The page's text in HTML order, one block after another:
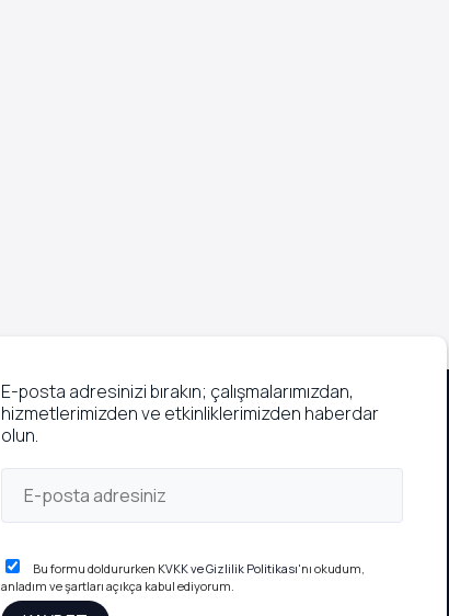
E-posta adresinizi bırakın; çalışmalarımızdan,
hizmetlerimizden ve etkinliklerimizden haberdar
olun.
Bu formu doldururken KVKK ve Gizlilik Politikası'nı okudum,
anladım ve şartları açıkça kabul ediyorum.